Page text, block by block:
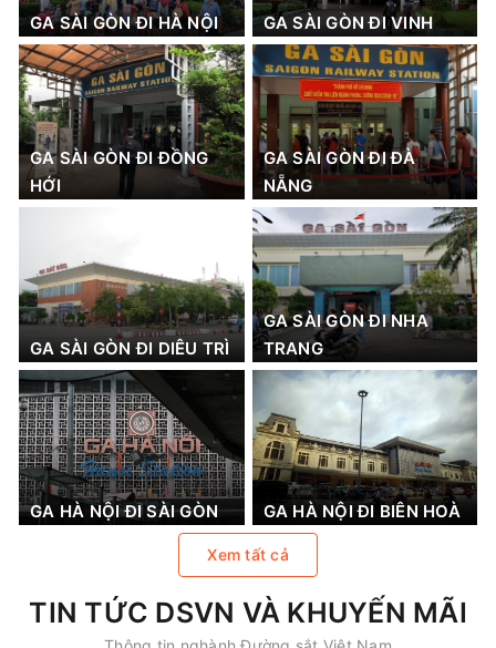
GA SÀI GÒN ĐI HÀ NỘI GA SÀI GÒN ĐI VINH
GA SÀI GÒN ĐI ĐỒNG
HỚI
GA SÀI GÒN ĐI ĐÀ
NẴNG
GA SÀI GÒN ĐI DIÊU TRÌ
GA SÀI GÒN ĐI NHA
TRANG
GA HÀ NỘI ĐI SÀI GÒN GA HÀ NỘI ĐI BIÊN HOÀ
Xem tất cả
TIN TỨC DSVN VÀ KHUYẾN MÃI